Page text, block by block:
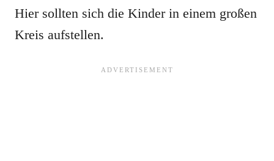
Hier sollten sich die Kinder in einem großen
Kreis aufstellen.